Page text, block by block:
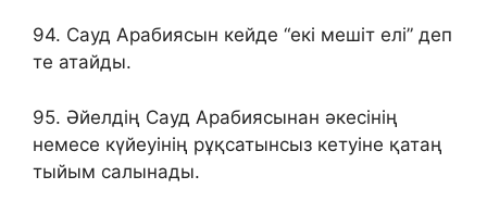
94. Сауд Арабиясын кейде “екі мешіт елі” деп
те атайды.
95. Әйелдің Сауд Арабиясынан әкесінің
немесе күйеуінің рұқсатынсыз кетуіне қатаң
тыйым салынады.